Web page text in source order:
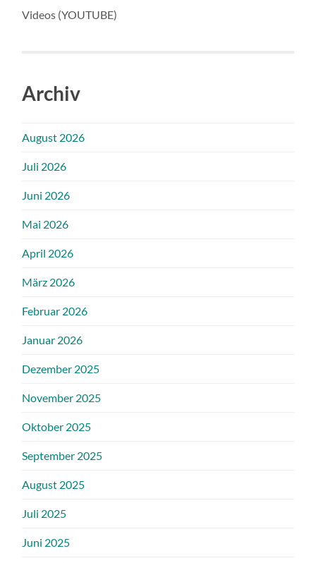
Videos (YOUTUBE)
Archiv
August 2026
Juli 2026
Juni 2026
Mai 2026
April 2026
März 2026
Februar 2026
Januar 2026
Dezember 2025
November 2025
Oktober 2025
September 2025
August 2025
Juli 2025
Juni 2025